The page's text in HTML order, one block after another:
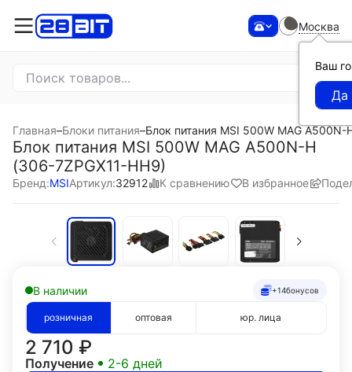
Москва
Ваш
Главная–Блоки питания–Блок питания MSI 500W MAG A500N-
Блок питания MSI 500W MAG A500N-H
(306-7ZPGX11-HH9)
Бренд:MSIАртикул:32912 К сравнению В избранное
В наличии +14бонусов
розничная оптовая юр. лица
2 710 ₽
Получение
2-6 дней